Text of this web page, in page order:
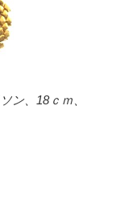
ン、18ｃｍ、